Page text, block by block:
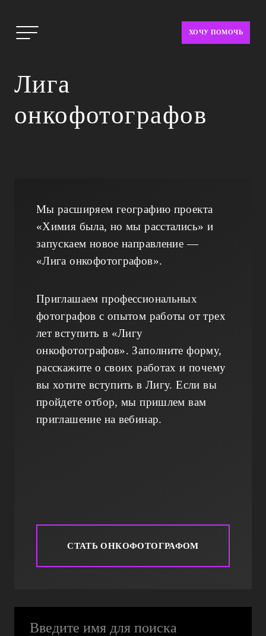
ХОЧУ ПОМОЧЬ
Лига
онкофотографов
Мы расширяем географию проекта
«Химия была, но мы расстались» и
запускаем новое направление —
«Лига онкофотографов».
Приглашаем профессиональных
фотографов с опытом работы от трех
лет вступить в «Лигу
онкофотографов». Заполните форму,
расскажите о своих работах и почему
вы хотите вступить в Лигу. Если вы
пройдете отбор, мы пришлем вам
приглашение на вебинар.
СТАТЬ ОНКОФОТОГРАФОМ